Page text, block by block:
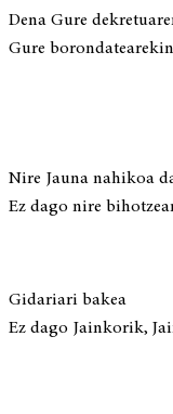
Dena Gure
Gure
Nire Jauna nahikoa
Ez dago nire
Gidariari bakea
Ez dago Jainkorik,